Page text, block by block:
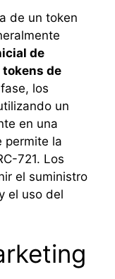
de un token
de
de
los
un
en una
permite la
721. Los
el suministro
el uso del